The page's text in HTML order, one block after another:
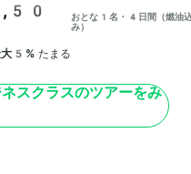
大5% たまる
おとな1名・4日間（燃油
み）
スクラスのツアーをみ